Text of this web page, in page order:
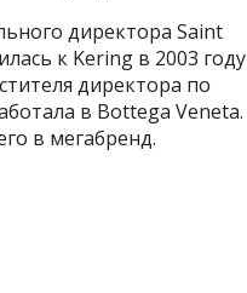
директора Saint
к Kering в 2003 году
директора по
в Bottega Veneta.
в мегабренд.